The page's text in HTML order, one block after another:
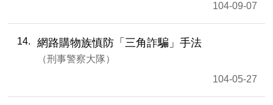
104-09-07
14 網路購物族慎防「三角詐騙」手法
刑事警察大隊
104-05-27